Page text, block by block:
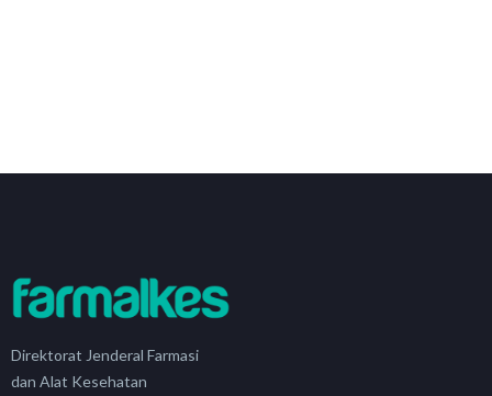
Direktorat Jenderal Farmasi
dan Alat Kesehatan